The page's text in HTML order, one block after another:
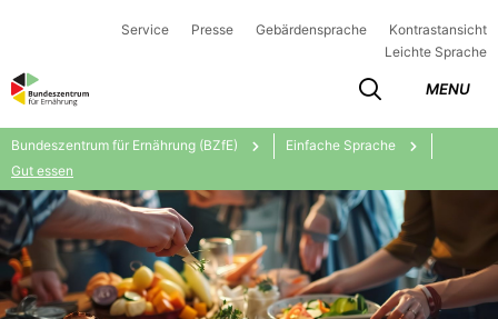
Service Presse Gebärdensprache
Kontrastansicht
Leichte Sprache
MENU
Bundeszentrum für Ernährung (BZfE)
Einfache Sprache
Gut essen